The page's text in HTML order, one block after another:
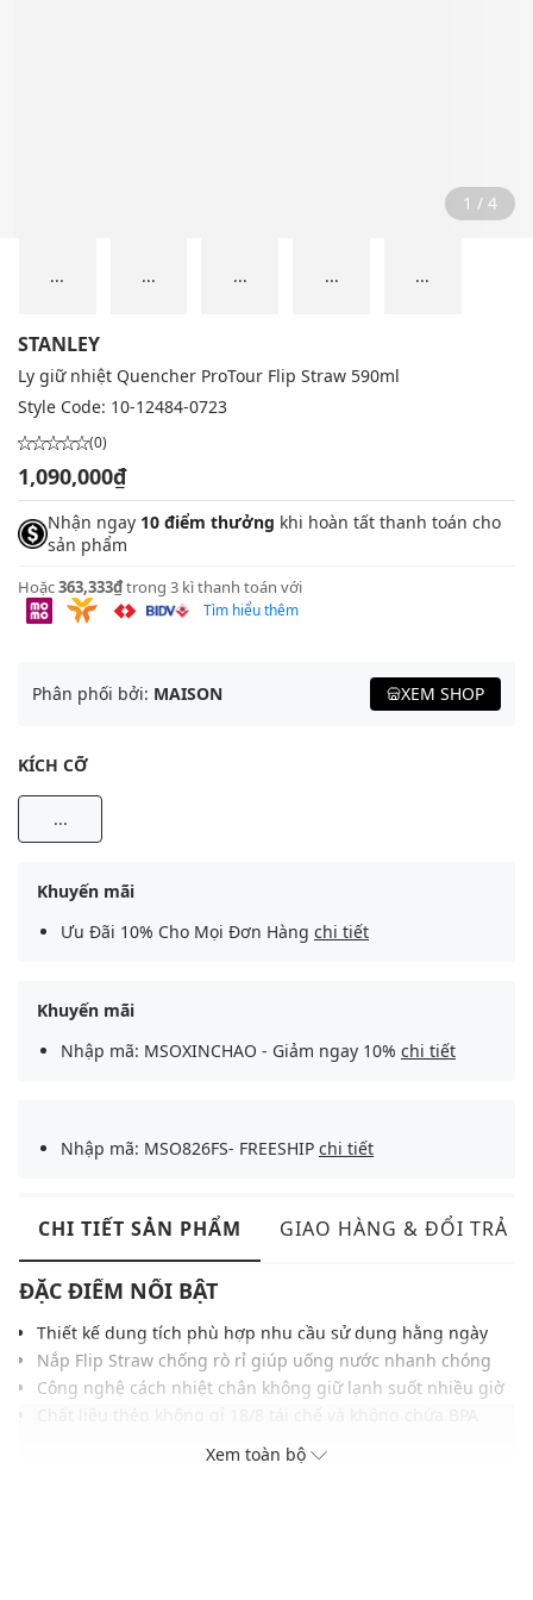
2 / 4
... ... ... ... ...
STANLEY
Ly giữ nhiệt Quencher ProTour Flip Straw 590ml
Style Code: 10-12484-0723
(0)
1,090,000₫
Nhận ngay 10 điểm thưởng khi hoàn tất thanh toán cho
sản phẩm
Hoặc363,333₫trong 3 kì thanh toán với
Tìm hiểu thêm
Phân phối bởi: MAISON XEM SHOP
KÍCH CỠ
...
Khuyến mãi
Ưu Đãi 10% Cho Mọi Đơn Hàng chi tiết
Khuyến mãi
Nhập mã: MSOXINCHAO - Giảm ngay 10% chi tiết
Nhập mã: MSO826FS- FREESHIP chi tiết
CHI TIẾT SẢN PHẨM GIAO HÀNG & ĐỔI TRẢ
ĐẶC ĐIỂM NỔI BẬT
Thiết kế dung tích phù hợp nhu cầu sử dụng hằng ngày
Nắp Flip Straw chống rò rỉ giúp uống nước nhanh chóng
Công nghệ cách nhiệt chân không giữ lạnh suốt nhiều giờ
Tay cầm công thái học tạo cảm giác cầm nắm chắc chắn
Kiểu dáng vừa vặn khay để cốc, thuận tiện khi di chuyển
Xem toàn bộ